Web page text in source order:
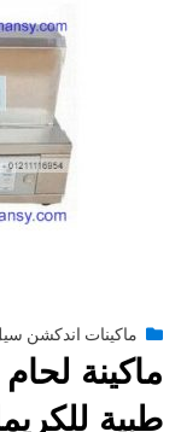
byengmansyPostedأغسطس 27, 2020
ماكينات اندكشن
ماكينة
طبية